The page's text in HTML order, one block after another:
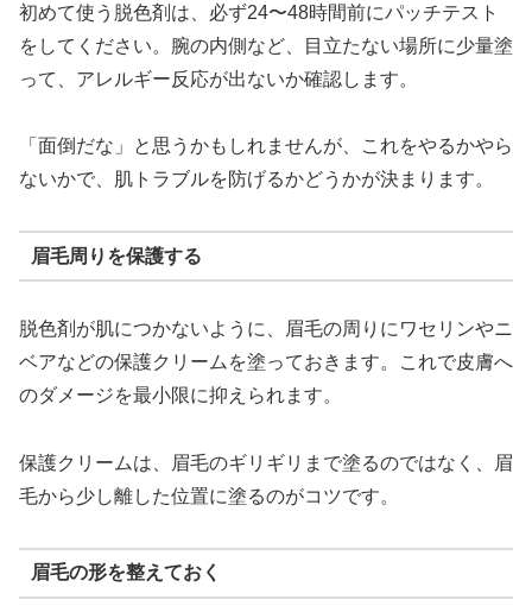
初めて使う脱色剤は、必ず24〜48時間前にパッチテスト
をしてください。腕の内側など、目立たない場所に少量塗
って、アレルギー反応が出ないか確認します。
「面倒だな」と思うかもしれませんが、これをやるかやら
ないかで、肌トラブルを防げるかどうかが決まります。
眉毛周りを保護する
脱色剤が肌につかないように、眉毛の周りにワセリンやニ
ベアなどの保護クリームを塗っておきます。これで皮膚へ
のダメージを最小限に抑えられます。
保護クリームは、眉毛のギリギリまで塗るのではなく、眉
毛から少し離した位置に塗るのがコツです。
眉毛の形を整えておく